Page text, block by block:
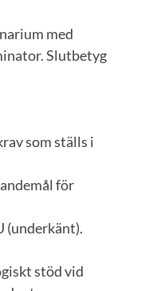
med
Slutbetyg
som ställs i
för
(underkänt).
stöd vid